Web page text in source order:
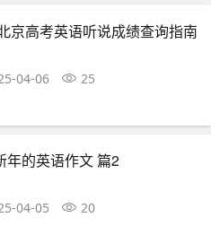
京高考英语听说成绩查询指南
04-06 25
年的英语作文 篇2
04-05 20